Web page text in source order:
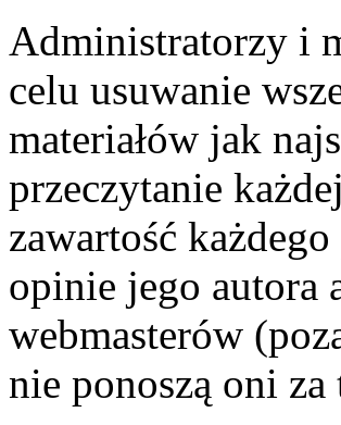
Administratorzy i
celu usuwanie
materiałów jak
przeczytanie
zawartość
opinie jego autora
webmasterów
nie ponoszą oni